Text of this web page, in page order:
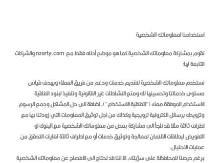
استخدامنا لمعلوماتك الشخصية
نقوم بمشاركة معلوماتك الشخصية كما هو موضح أدناه فقط مع nzarty.com والشركات
التابعة لها:
نستخدم معلوماتك الشخصية لتقديم خدمات ودعم من فريق العملاء وبهدف قياس
مستوى خدماتنا وتحسينها لك ومنع النشاطات غير القانونية وتنفيذ لبنود اتفاقية
الاستخدام الموفقة معك ("اتفاقية الاستخدام")، اضافة الى حل المشاكل وجمع الرسوم
وتزويدك برسائل الكترونية ترويجية وكذلك من اجل توثيق المعلومات التي زودتنا بها مع
اطراف ثالثة مثلا قد نلجأ الى مشاركة بعض من معلوماتك الشخصية مع البنوك او
التفويض لبطاقات الائتمان لمعالجة وتوثيق خدمات أو مع اطراف ثالثة لغايات التحقق من
عمليات الاحتيال.
برغم حرصنا للمحافظة على سرّيتك، الا اننا قد نحتاج الى الافصاح عن معلوماتك الشخصية